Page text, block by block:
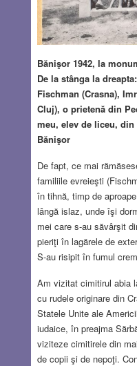
Bănişor 1942, la
De la stânga la
Fischman (Crasna),
Cluj), o prietenă din
meu, elev de liceu,
Bănişor
De fapt, ce mai
familiile evreieşti
în tihnă, timp de
lângă islaz, unde îşi
mei care s-au săvârşit
pieriţi în lagărele de
S-au risipit în fumul
Am vizitat cimitirul abia
cu rudele originare din
Statele Unite ale
iudaice, în preajma
viziteze cimitirele din
de copii şi de nepoţi.